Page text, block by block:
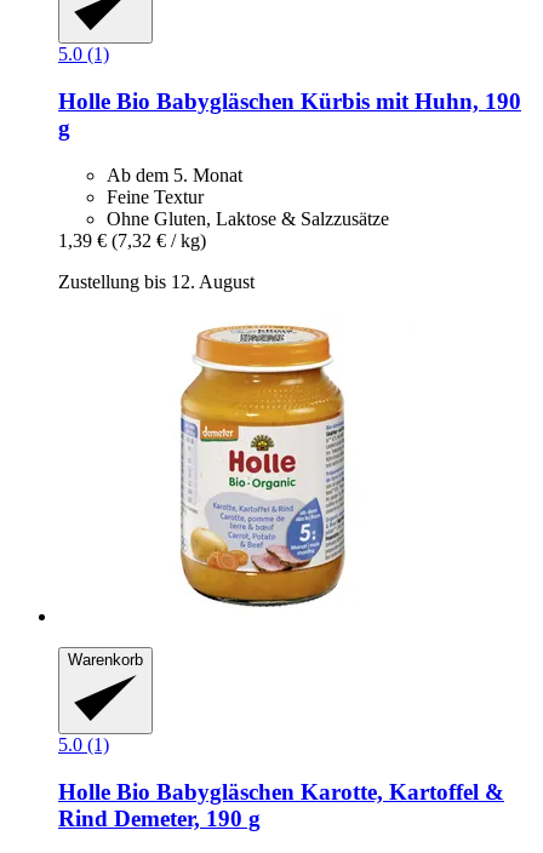
5.0 (1)
Holle Bio Babygläschen Kürbis mit Huhn, 190
g
Ab dem 5. Monat
Feine Textur
Ohne Gluten, Laktose & Salzzusätze
1,39 € (7,32 € / kg)
Zustellung bis 12. August
Warenkorb
5.0 (1)
Holle Bio Babygläschen Karotte, Kartoffel &
Rind Demeter, 190 g